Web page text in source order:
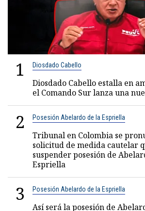
1 Diosdado Cabello
Diosdado Cabello estalla en
el Comando Sur lanza una
2 Posesión Abelardo de la Espriella
Tribunal en Colombia se
solicitud de medida cautelar
suspender posesión de
Espriella
3 Posesión Abelardo de la Espriella
Así será la posesión de